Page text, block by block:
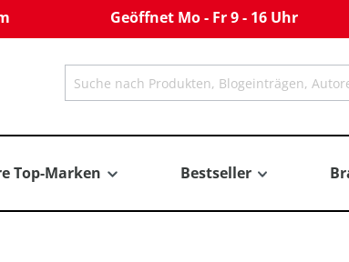
Geöffnet Mo - Fr 9 - 16 Uhr
Top-Marken Bestseller